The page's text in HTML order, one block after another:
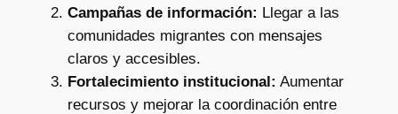
Campañas de información: Llegar a las
comunidades migrantes con mensajes
claros y accesibles.
Fortalecimiento institucional: Aumentar
recursos y mejorar la coordinación entre